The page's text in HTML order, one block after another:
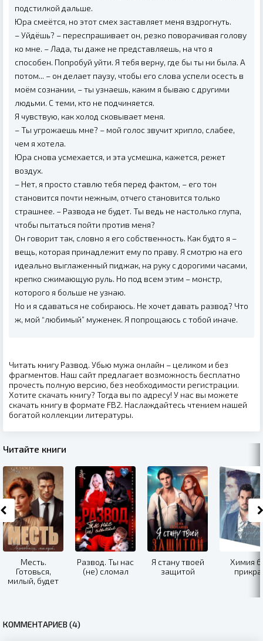
подстилкой дальше.
Юра смеётся, но этот смех заставляет меня вздрогнуть.
– Уйдёшь? – переспрашивает он, резко поворачивая голову
ко мне. – Лада, ты даже не представляешь, на что я
способен. Попробуй уйти. Я тебя верну, где бы ты ни была. А
потом... – он делает паузу, чтобы его слова успели осесть в
моём сознании, – ты узнаешь, каким я бываю с другими
людьми. С теми, кто не подчиняется.
Я чувствую, как холод сковывает меня.
– Ты угрожаешь мне? – мой голос звучит хрипло, слабее,
чем я хотела.
Юра снова усмехается, и эта усмешка, кажется, режет
воздух.
– Нет, я просто ставлю тебя перед фактом, – его тон
становится почти нежным, отчего становится только
страшнее. – Развода не будет. Ты ведь не настолько глупа,
чтобы пытаться пойти против меня?
Он говорит так, словно я его собственность. Как будто я –
вещь, которая принадлежит ему по праву. Я смотрю на его
идеально выглаженный пиджак, на руку с дорогими часами,
крепко сжимающую руль. Но под всем этим – монстр,
которого я больше не узнаю.
Но и я сдаваться не собираюсь. Не хочет давать развод? Что
ж, мой “любимый” муженек. Я попрощаюсь с тобой иначе.
Читать книгу Развод. Убью мужа онлайн – целиком и без
фрагментов. Наш сайт предлагает возможность бесплатно
прочесть полную версию, без необходимости регистрации.
Хотите скачать книгу? Тогда вы по адресу! У нас вы можете
скачать книгу в формате FB2. Наслаждайтесь чтением нашей
богатой коллекции литературы.
Читайте книги
Месть.
Готовься,
милый, будет
Развод. Ты нас
(не) сломал
Я стану твоей
защитой
Химия
КОММЕНТАРИЕВ (4)